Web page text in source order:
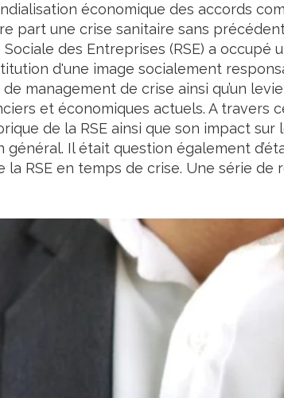
économique des accords
part une crise sanitaire sans
des Entreprises (RSE) a
d'une image socialement
de management de crise ainsi qu’un
et économiques actuels. A
de la RSE ainsi que son impact
général. Il était question également
la RSE en temps de crise. Une série